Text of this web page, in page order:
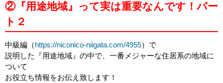
②『用途地域』って実は重要なんです！パー
ト２
中級編（https://niconico-niigata.com/4955）で
説明した『用途地域』の中で、一番メジャーな住居系の地域に
ついて
お役立ち情報をお伝え致します！